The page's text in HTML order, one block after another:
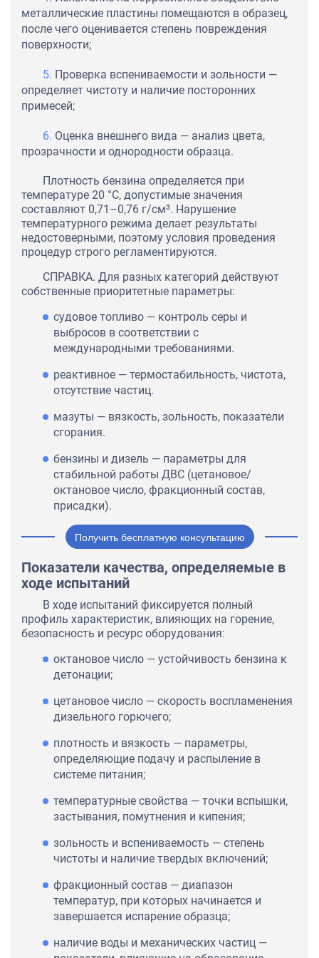
металлические пластины помещаются в образец,
после чего оценивается степень повреждения
поверхности;
Проверка вспениваемости и зольности —
определяет чистоту и наличие посторонних
примесей;
Оценка внешнего вида — анализ цвета,
прозрачности и однородности образца.
Плотность бензина определяется при
температуре 20 °C, допустимые значения
составляют 0,71–0,76 г/см³. Нарушение
температурного режима делает результаты
недостоверными, поэтому условия проведения
процедур строго регламентируются.
СПРАВКА. Для разных категорий действуют
собственные приоритетные параметры:
судовое топливо — контроль серы и
выбросов в соответствии с
международными требованиями.
реактивное — термостабильность, чистота,
отсутствие частиц.
мазуты — вязкость, зольность, показатели
сгорания.
бензины и дизель — параметры для
стабильной работы ДВС (цетановое/
октановое число, фракционный состав,
присадки).
Получить бесплатную консультацию
Показатели качества, определяемые в
ходе испытаний
В ходе испытаний фиксируется полный
профиль характеристик, влияющих на горение,
безопасность и ресурс оборудования:
октановое число — устойчивость бензина к
детонации;
цетановое число — скорость воспламенения
дизельного горючего;
плотность и вязкость — параметры,
определяющие подачу и распыление в
системе питания;
температурные свойства — точки вспышки,
застывания, помутнения и кипения;
зольность и вспениваемость — степень
чистоты и наличие твердых включений;
фракционный состав — диапазон
температур, при которых начинается и
завершается испарение образца;
наличие воды и механических частиц —